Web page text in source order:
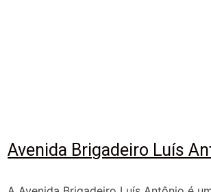
Avenida Brigadeiro Luís